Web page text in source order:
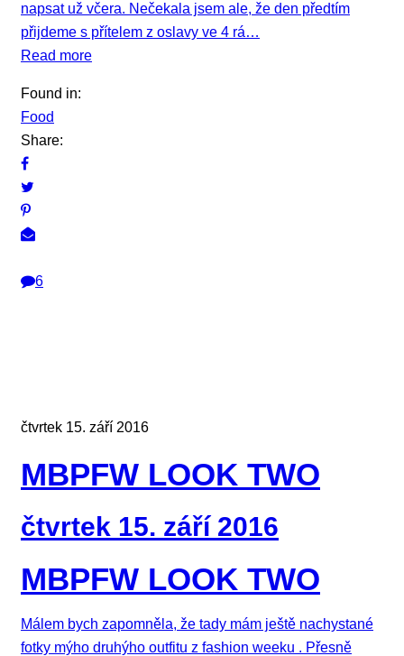
napsat už včera. Nečekala jsem ale, že den předtím
přijdeme s přítelem z oslavy ve 4 rá…
Read more
Found in:
Food
Share:
6
čtvrtek 15. září 2016
MBPFW LOOK TWO
čtvrtek 15. září 2016
MBPFW LOOK TWO
Málem bych zapomněla, že tady mám ještě nachystané
fotky mýho druhýho outfitu z fashion weeku . Přesně